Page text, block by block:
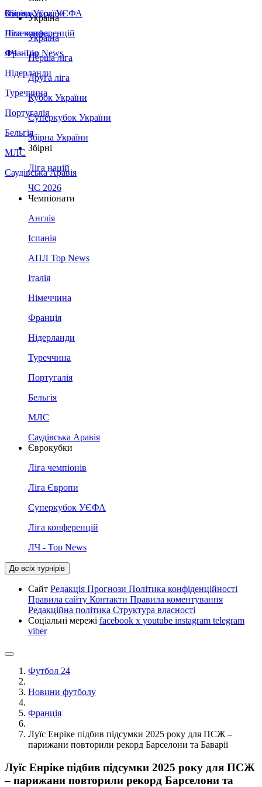
Збірна України
Італія
Німеччина
Франція
Нідерланди
Туреччина
Португалія
Бельгія
МЛС
Саудівська Аравія
Суперкубок УЄФА
Ліга конференцій
ЛЧ - Top News
Україна
Україна
Перша ліга
Друга ліга
Кубок України
Суперкубок України
Збірна України
Збірні
Ліга націй
ЧС 2026
Чемпіонати
Англія
Іспанія
АПЛ Top News
Італія
Німеччина
Франція
Нідерланди
Туреччина
Португалія
Бельгія
МЛС
Саудівська Аравія
Єврокубки
Ліга чемпіонів
Ліга Європи
Суперкубок УЄФА
Ліга конференцій
ЛЧ - Top News
До всіх турнірів
Сайт Редакція Прогнози Політика конфіденційності
Правила сайту Контакти Правила коментування
Редакційна політика Структура власності
Соціальні мережі facebook x youtube instagram telegram
viber
Футбол 24
Новини футболу
Франція
Луїс Енріке підбив підсумки 2025 року для ПСЖ –
парижани повторили рекорд Барселони та Баварії
Луїс Енріке підбив підсумки 2025 року для ПСЖ
– парижани повторили рекорд Барселони та